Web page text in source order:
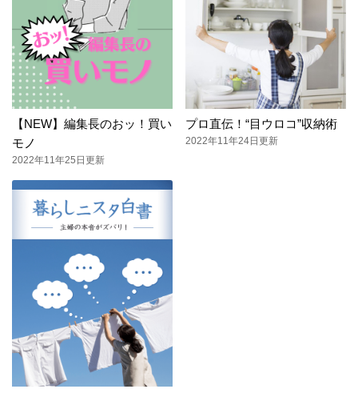
【NEW】編集長のおッ！買い
モノ
2022年11年25日更新
プロ直伝！“目ウロコ”収納術
2022年11年24日更新